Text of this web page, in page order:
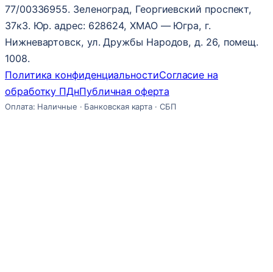
77/00336955. Зеленоград, Георгиевский проспект,
37к3. Юр. адрес: 628624, ХМАО — Югра, г.
Нижневартовск, ул. Дружбы Народов, д. 26, помещ.
1008.
Политика конфиденциальностиСогласие на
обработку ПДнПубличная оферта
Оплата: Наличные · Банковская карта · СБП